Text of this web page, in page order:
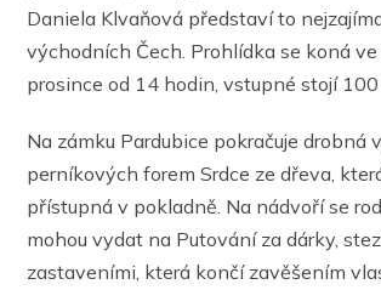
Daniela Klvaňová představí to
východních Čech. Prohlídka se koná
prosince od 14 hodin, vstupné stojí 100
Na zámku Pardubice pokračuje drobná
perníkových forem Srdce ze dřeva,
přístupná v pokladně. Na nádvoří se
mohou vydat na Putování za dárky,
zastaveními, která končí zavěšením